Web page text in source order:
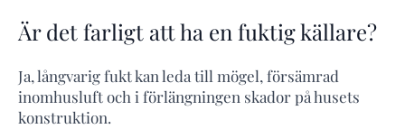
Är det farligt att ha en fuktig källare?
Ja, långvarig fukt kan leda till mögel, försämrad
inomhusluft och i förlängningen skador på husets
konstruktion.